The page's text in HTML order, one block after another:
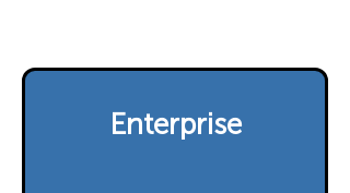
Enterprise